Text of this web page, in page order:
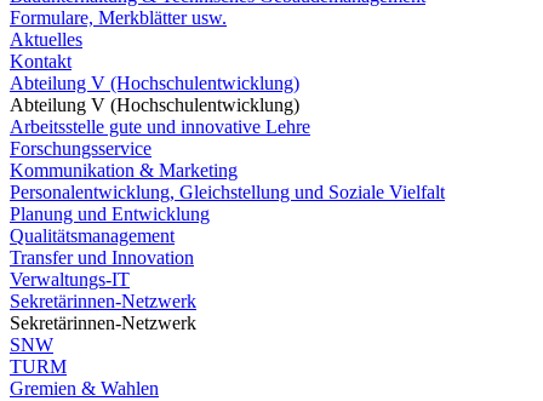
Formulare, Merkblätter usw.
Aktuelles
Kontakt
Abteilung V (Hochschulentwicklung)
Abteilung V (Hochschulentwicklung)
Arbeitsstelle gute und innovative Lehre
Forschungsservice
Kommunikation & Marketing
Personalentwicklung, Gleichstellung und Soziale Vielfalt
Planung und Entwicklung
Qualitätsmanagement
Transfer und Innovation
Verwaltungs-IT
Sekretärinnen-Netzwerk
Sekretärinnen-Netzwerk
SNW
TURM
Gremien & Wahlen